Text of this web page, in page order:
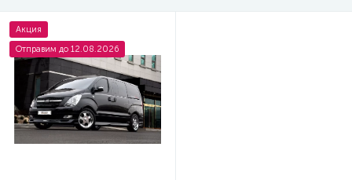
Акция
Отправим до 12.08.2026